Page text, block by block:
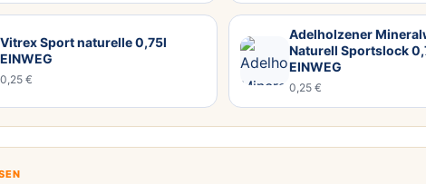
Vitrex Sport naturelle 0,75l
EINWEG
0,25 €
Adelholzener
Naturell Sportslock
EINWEG
0,25 €